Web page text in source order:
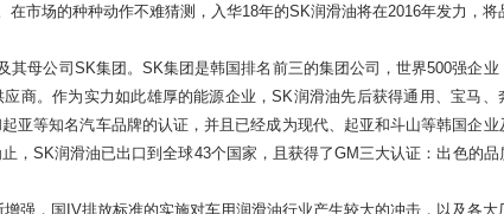
在市场的种种动作不难猜测，入华18年的SK润滑油将在2016年发力，将
母公司SK集团。SK集团是韩国排名前三的集团公司，世界500强企业
商。作为实力如此雄厚的能源企业，SK润滑油先后获得通用、宝马、
亚等知名汽车品牌的认证，并且已经成为现代、起亚和斗山等韩国企业
，SK润滑油已出口到全球43个国家，且获得了GM三大认证：出色的品
强，国IV排放标准的实施对车用润滑油行业产生较大的冲击，以及各大